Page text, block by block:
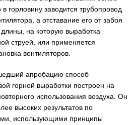
горловину заводится трубопровод
а отставание его от забоя
на которую выработка
струей, или применяется
вентиляторов.
апробацию способ
горной выработки построен на
использования воздуха. Он
высоких результатов по
использующими принципы